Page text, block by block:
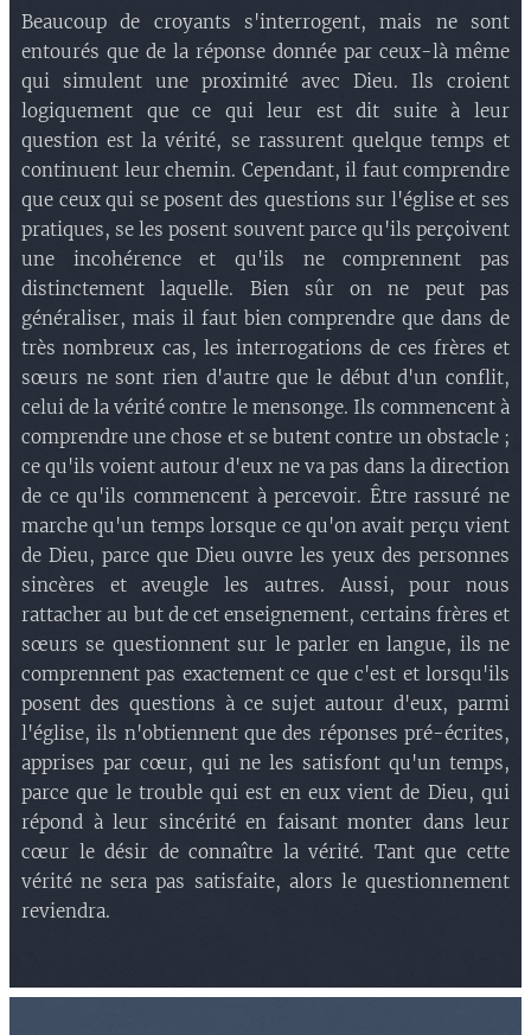
Beaucoup de croyants s'interrogent, mais ne sont
entourés que de la réponse donnée par ceux-là même
qui simulent une proximité avec Dieu. Ils croient
logiquement que ce qui leur est dit suite à leur
question est la vérité, se rassurent quelque temps et
continuent leur chemin. Cependant, il faut comprendre
que ceux qui se posent des questions sur l'église et ses
pratiques, se les posent souvent parce qu'ils perçoivent
une incohérence et qu'ils ne comprennent pas
distinctement laquelle. Bien sûr on ne peut pas
généraliser, mais il faut bien comprendre que dans de
très nombreux cas, les interrogations de ces frères et
sœurs ne sont rien d'autre que le début d'un conflit,
celui de la vérité contre le mensonge. Ils commencent à
comprendre une chose et se butent contre un obstacle ;
ce qu'ils voient autour d'eux ne va pas dans la direction
de ce qu'ils commencent à percevoir. Être rassuré ne
marche qu'un temps lorsque ce qu'on avait perçu vient
de Dieu, parce que Dieu ouvre les yeux des personnes
sincères et aveugle les autres. Aussi, pour nous
rattacher au but de cet enseignement, certains frères et
sœurs se questionnent sur le parler en langue, ils ne
comprennent pas exactement ce que c'est et lorsqu'ils
posent des questions à ce sujet autour d'eux, parmi
l'église, ils n'obtiennent que des réponses pré-écrites,
apprises par cœur, qui ne les satisfont qu'un temps,
parce que le trouble qui est en eux vient de Dieu, qui
répond à leur sincérité en faisant monter dans leur
cœur le désir de connaître la vérité. Tant que cette
vérité ne sera pas satisfaite, alors le questionnement
reviendra.